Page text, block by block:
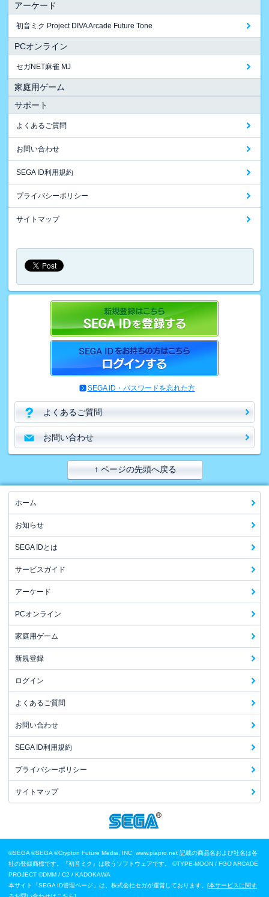
アーケード
初音ミク Project DIVA Arcade Future Tone
PCオンライン
セガNET麻雀 MJ
家庭用ゲーム
サポート
よくあるご質問
お問い合わせ
SEGA ID利用規約
プライバシーポリシー
サイトマップ
SEGA ID・パスワードを忘れた方
よくあるご質問
お問い合わせ
↑ ページの先頭へ戻る
ホーム
お知らせ
SEGA IDとは
サービスガイド
アーケード
PCオンライン
家庭用ゲーム
新規登録
ログイン
よくあるご質問
お問い合わせ
SEGA ID利用規約
プライバシーポリシー
サイトマップ
©SEGA ©SEGA ©Crypton Future Media, INC. www.piapro.net 記載の商品名および社名は各
社の登録商標です。『初音ミク』は歌うソフトウェアです。
©TYPE-MOON / FGO ARCADE
PROJECT ©DMM / C2 / KADOKAWA
本サイト「SEGA ID管理ページ」は、株式会社セガが運営しております。[本サービスに関す